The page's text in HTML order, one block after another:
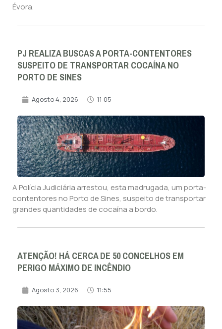
Évora.
PJ REALIZA BUSCAS A PORTA-CONTENTORES
SUSPEITO DE TRANSPORTAR COCAÍNA NO
PORTO DE SINES
Agosto 4, 2026 11:05
A Polícia Judiciária arrestou, esta madrugada, um porta-
contentores no Porto de Sines, suspeito de transportar
grandes quantidades de cocaína a bordo.
ATENÇÃO! HÁ CERCA DE 50 CONCELHOS EM
PERIGO MÁXIMO DE INCÊNDIO
Agosto 3, 2026 11:55